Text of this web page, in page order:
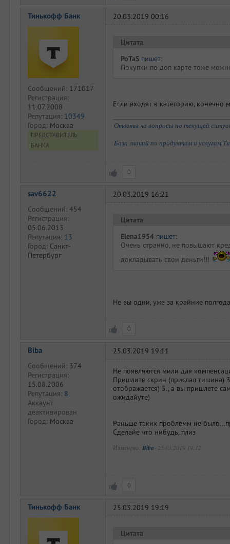
Тинькофф Банк
Сообщений: 171017
Регистрация:
11.07.2008
Репутация: 10349
Город: Москва
ПРЕДСТАВИТЕЛЬ
БАНКА
20.03.2019 00:16
Цитата
PoTaS пишет:
Покупки по доп карте тоже
Если входят в категорию,
Ответы на вопросы по текущей
База знаний по продуктам и услугам
0
sav6622
Сообщений: 454
Регистрация:
05.06.2013
Репутация: 13
Город: Санкт-
Петербург
20.03.2019 16:21
Цитата
Elena1954 пишет:
Очень странно, не повышают
докладывать свои деньги!!!
Не вы одни, уже за крайние
0
Biba
Сообщений: 374
Регистрация:
15.08.2006
Репутация: 8
Аккаунт
деактивирован
Город: Москва
25.03.2019 19:11
Не появляются мили для
Пришлите скрин (прислал тишина)
отображается) 5., а вы пришлете
ожидайуте)
Раньше таких проблемм не
Сделайе что нибудь, плиз
Изменено: Biba- 25.03.2019 19:12
0
Тинькофф Банк 25.03.2019 19:19
Цитата